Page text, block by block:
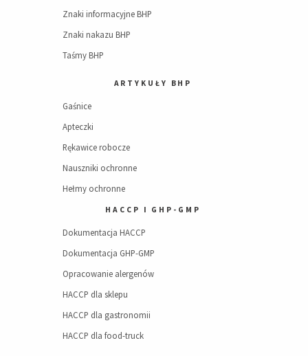
Znaki informacyjne BHP
Znaki nakazu BHP
Taśmy BHP
ARTYKUŁY BHP
Gaśnice
Apteczki
Rękawice robocze
Nauszniki ochronne
Hełmy ochronne
HACCP I GHP-GMP
Dokumentacja HACCP
Dokumentacja GHP-GMP
Opracowanie alergenów
HACCP dla sklepu
HACCP dla gastronomii
HACCP dla food-truck